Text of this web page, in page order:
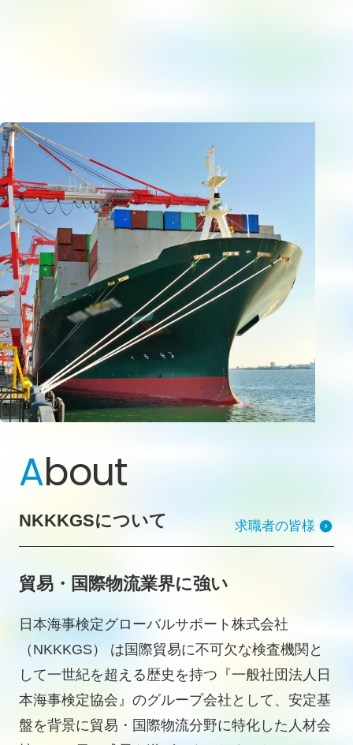
About
NKKKGSについて 求職者の皆様
貿易・国際物流業界に強い
日本海事検定グローバルサポート株式会社
（NKKKGS） は国際貿易に不可欠な検査機関と
して一世紀を超える歴史を持つ『一般社団法人日
本海事検定協会』のグループ会社として、安定基
盤を背景に貿易・国際物流分野に特化した人材会